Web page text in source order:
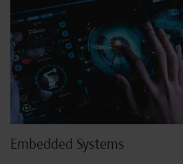
Embedded Systems